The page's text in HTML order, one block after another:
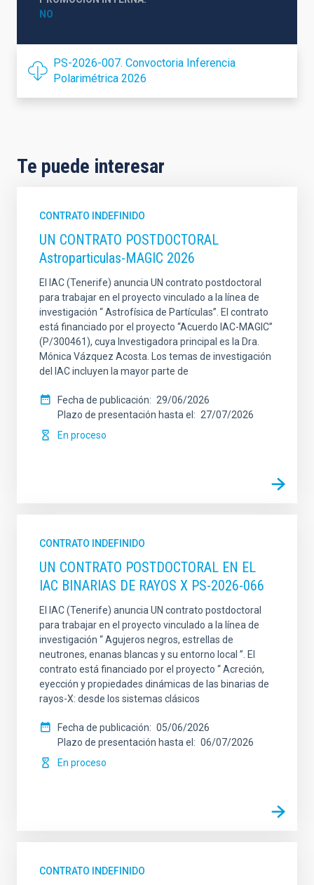
NO
PS-2026-007. Convoctoria Inferencia
Polarimétrica 2026
Te puede interesar
CONTRATO INDEFINIDO
UN CONTRATO POSTDOCTORAL
Astroparticulas-MAGIC 2026
El IAC (Tenerife) anuncia UN contrato postdoctoral
para trabajar en el proyecto vinculado a la línea de
investigación “ Astrofísica de Partículas”. El contrato
está financiado por el proyecto “Acuerdo IAC-MAGIC”
(P/300461), cuya Investigadora principal es la Dra.
Mónica Vázquez Acosta. Los temas de investigación
del IAC incluyen la mayor parte de
Fecha de publicación
29/06/2026
Plazo de presentación hasta el
27/07/2026
En proceso
CONTRATO INDEFINIDO
UN CONTRATO POSTDOCTORAL EN EL
IAC BINARIAS DE RAYOS X PS-2026-066
El IAC (Tenerife) anuncia UN contrato postdoctoral
para trabajar en el proyecto vinculado a la línea de
investigación “ Agujeros negros, estrellas de
neutrones, enanas blancas y su entorno local ”. El
contrato está financiado por el proyecto “ Acreción,
eyección y propiedades dinámicas de las binarias de
rayos-X: desde los sistemas clásicos
Fecha de publicación
05/06/2026
Plazo de presentación hasta el
06/07/2026
En proceso
CONTRATO INDEFINIDO